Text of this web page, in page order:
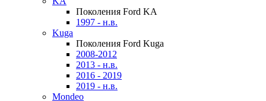
Поколения Ford KA
1997 - н.в.
Kuga
Поколения Ford Kuga
2008-2012
2013 - н.в.
2016 - 2019
2019 - н.в.
Mondeo